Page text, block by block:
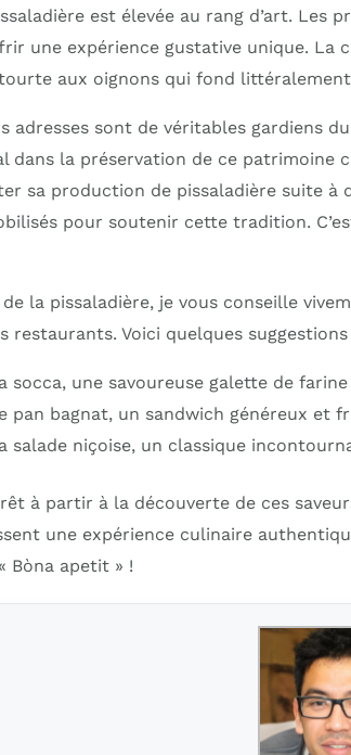
est élevée au rang d’art. Les
une expérience gustative unique. La
aux oignons qui fond
adresses sont de véritables gardiens
dans la préservation de ce patrimoine
sa production de pissaladière suite à
pour soutenir cette tradition.
la pissaladière, je vous conseille
restaurants. Voici quelques suggestions
socca, une savoureuse galette de
pan bagnat, un sandwich généreux et
salade niçoise, un classique
à partir à la découverte de ces
une expérience culinaire
Bòna apetit » !